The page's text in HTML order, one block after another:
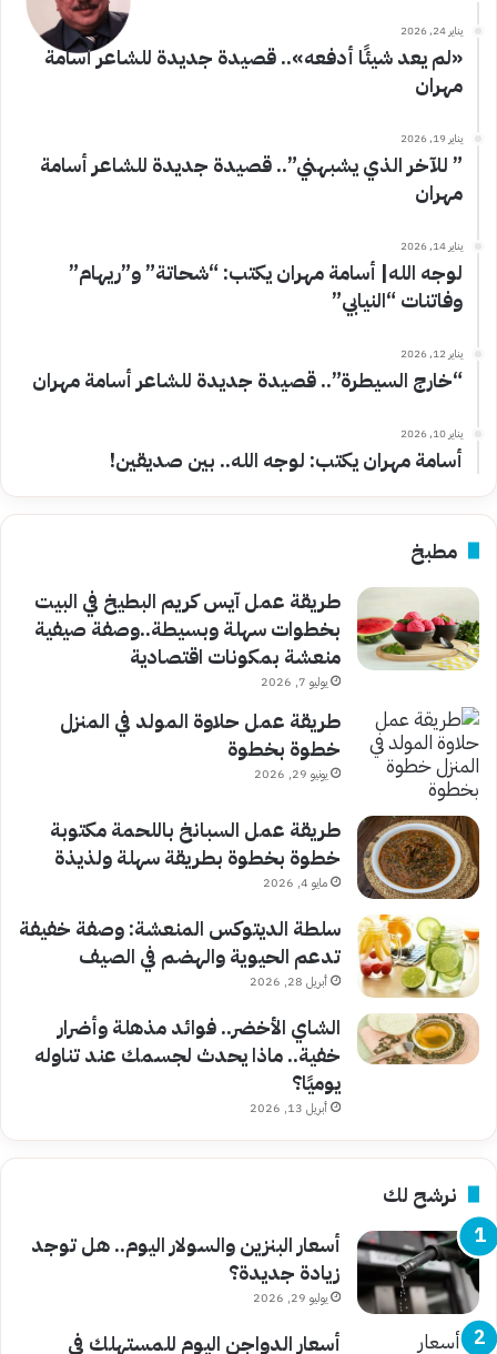
يناير 24, 2026
«لم يعد شيئًا أدفعه».. قصيدة جديدة للشاعر أسامة
مهران
يناير 19, 2026
” للآخر الذي يشبهني”.. قصيدة جديدة للشاعر أسامة
مهران
يناير 14, 2026
لوجه الله| أسامة مهران يكتب: “شحاتة” و”ريهام”
وفاتنات “النيابي”
يناير 12, 2026
“خارج السيطرة”.. قصيدة جديدة للشاعر أسامة مهران
يناير 10, 2026
أسامة مهران يكتب: لوجه الله.. بين صديقين!
مطبخ
طريقة عمل آيس كريم البطيخ في البيت
بخطوات سهلة وبسيطة..وصفة صيفية
منعشة بمكونات اقتصادية
يوليو 7, 2026
طريقة عمل حلاوة المولد في المنزل
خطوة بخطوة
يونيو 29, 2026
طريقة عمل السبانخ باللحمة مكتوبة
خطوة بخطوة بطريقة سهلة ولذيذة
مايو 4, 2026
سلطة الديتوكس المنعشة: وصفة خفيفة
تدعم الحيوية والهضم في الصيف
أبريل 28, 2026
الشاي الأخضر.. فوائد مذهلة وأضرار
خفية.. ماذا يحدث لجسمك عند تناوله
يوميًا؟
أبريل 13, 2026
نرشح لك
أسعار البنزين والسولار اليوم.. هل توجد
زيادة جديدة؟
يوليو 29, 2026
أسعار الدواجن اليوم للمستهلك في